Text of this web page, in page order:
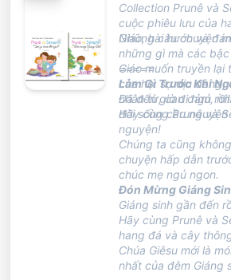
Collection Prunê và
cuộc phiêu lưu của
Giáo, hài hước và
Những câu chuyện
những gì mà các
Giáo muốn truyền lại
của họ: sự dịu dàng,
nhân từ, can đảm,
đời sống cầu
=====
Làm Gì Trước Khi
Đã đến giờ đi ngủ rồi!
Hãy cùng Prunê và
nguyện!
Chúng ta cũng
chuyện hấp dẫn
chúc mẹ ngủ ngon.
Đón Mừng Giáng
Giáng sinh gần đến
Hãy cùng Prunê và
hang đá và cây
Chúa Giêsu mới là
nhất của đêm Giáng